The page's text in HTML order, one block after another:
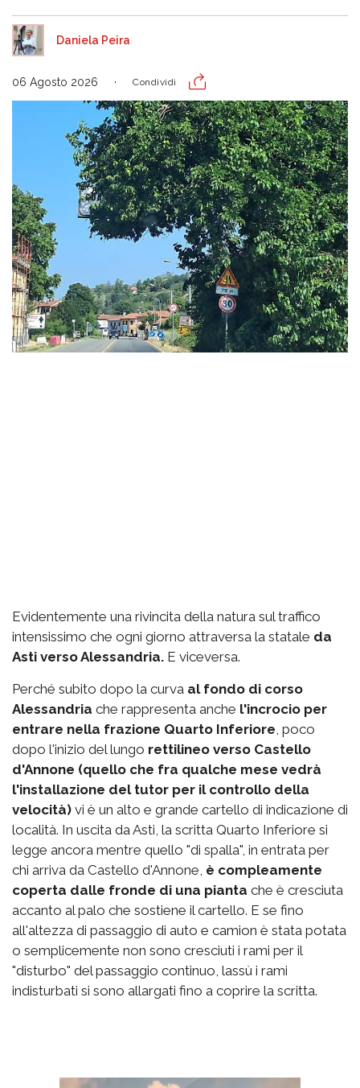
Daniela Peira
06 Agosto 2026 Condividi
Evidentemente una rivincita della natura sul traffico
intensissimo che ogni giorno attraversa la statale da
Asti verso Alessandria. E viceversa.
Perché subito dopo la curva al fondo di corso
Alessandria che rappresenta anche l'incrocio per
entrare nella frazione Quarto Inferiore, poco
dopo l'inizio del lungo rettilineo verso Castello
d'Annone (quello che fra qualche mese vedrà
l'installazione del tutor per il controllo della
velocità) vi è un alto e grande cartello di indicazione di
località. In uscita da Asti, la scritta Quarto Inferiore si
legge ancora mentre quello "di spalla", in entrata per
chi arriva da Castello d'Annone, è compleamente
coperta dalle fronde di una pianta che è cresciuta
accanto al palo che sostiene il cartello. E se fino
all'altezza di passaggio di auto e camion è stata potata
o semplicemente non sono cresciuti i rami per il
"disturbo" del passaggio continuo, lassù i rami
indisturbati si sono allargati fino a coprire la scritta.